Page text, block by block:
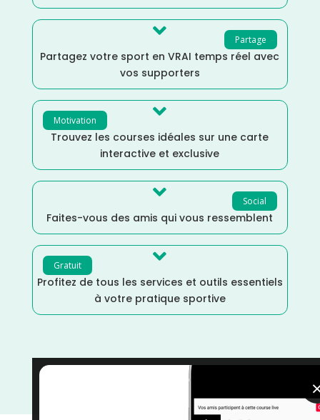
Partage

Partagez votre sport en VRAI temps réel avec
vos supporters
Motivation 
Trouvez les courses idéales sur une carte
interactive et exclusive
Social

Faites-vous des amis qui vous ressemblent
Gratuit 
Profitez de tous les services et outils essentiels
à votre pratique sportive
Centre Val-de-Loire